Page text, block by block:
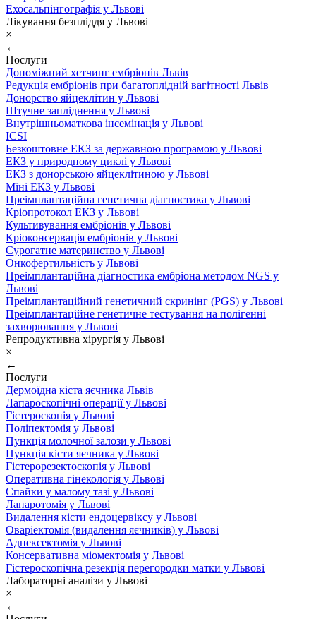
Ехосальпінгографія у Львові
Лікування безпліддя у Львові
×
←
Послуги
Допоміжний хетчинг ембріонів Львів
Редукція ембріонів при багатоплідній вагітності Львів
Донорство яйцеклітин у Львові
Штучне запліднення у Львові
Внутрішньоматкова інсемінація у Львові
ICSI
Безкоштовне ЕКЗ за державною програмою у Львові
ЕКЗ у природному циклі у Львові
ЕКЗ з донорською яйцеклітиною у Львові
Міні ЕКЗ у Львові
Преімплантаційна генетична діагностика у Львові
Кріопротокол ЕКЗ у Львові
Культивування ембріонів у Львові
Кріоконсервація ембріонів у Львові
Сурогатне материнство у Львові
Онкофертильність у Львові
Преімплантаційна діагностика ембріона методом NGS у
Львові
Преімплантаційний генетичний скринінг (PGS) у Львові
Преімплантаційне генетичне тестування на полігенні
захворювання у Львові
Репродуктивна хірургія у Львові
×
←
Послуги
Дермоїдна кіста яєчника Львів
Лапароскопічні операції у Львові
Гістероскопія у Львові
Поліпектомія у Львові
Пункція молочної залози у Львові
Пункція кісти яєчника у Львові
Гістерорезектоскопія у Львові
Оперативна гінекологія у Львові
Спайки у малому тазі у Львові
Лапаротомія у Львові
Видалення кісти ендоцервіксу у Львові
Оваріектомія (видалення яєчників) у Львові
Аднексектомія у Львові
Консервативна міомектомія у Львові
Гістероскопічна резекція перегородки матки у Львові
Лабораторні аналізи у Львові
×
←